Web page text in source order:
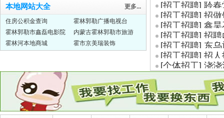
本地网站大全 更多...
住房公积金查询
霍林郭勒广播电视台
霍林郭勒市鑫磊电影院
内蒙古霍林郭勒市旅游
霍林河本地商城
霍市京美瑞装饰
[招工招聘] 聆
[招工招聘] 招
[招工招聘] 鑫
[招工招聘] 招
[招工招聘] 东
[招工招聘] 招
[个体招工] 浇